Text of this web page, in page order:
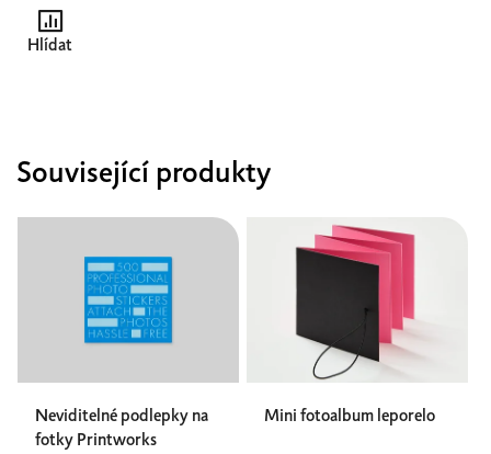
Hlídat
Související produkty
Neviditelné podlepky na
fotky Printworks
Mini fotoalbum leporelo